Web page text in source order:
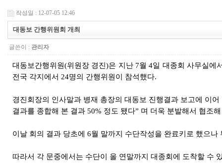
작성일 : 12-07-05 12:46
대동보 간행위원회 개최
글쓴이 : 관리자
대동보간행위원(위원장 경진)은 지난 7월 4일 대종회 사무실
전국 각지에서 24명의 간행위원이 참석했다.
경진회장의 인사말과 병재 총장의 대동보 진행결과 보고에 이
결과를 종합해 본 결과 50% 정도 됐다” 며 더욱 분발해서 협조
이날 회의 결과 당초에 6월 말까지 수단작성을 완료키로 했으
따라서 각 문중에서는 수단이 올 연말까지 대종회에 도착할 수